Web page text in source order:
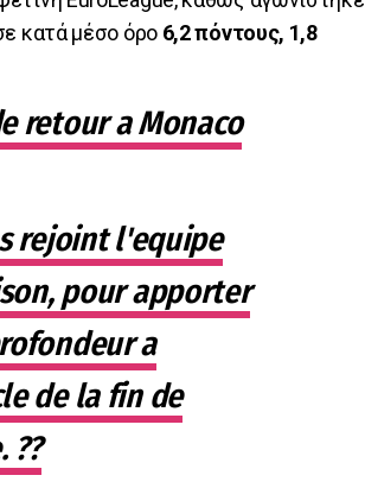
κατά μέσο όρο 6,2 πόντους, 1,8
retour a Monaco
rejoint l'equipe
pour apporter
a
de la fin de
??